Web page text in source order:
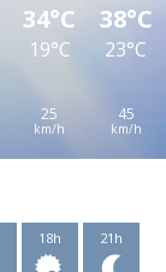
34°C
19°C
25
38°C
23°C
45
18h 21h